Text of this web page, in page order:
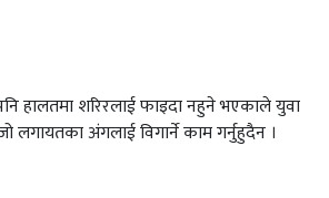
हालतमा शरिरलाई फाइदा नहुने भएकाले युवा
लगायतका अंगलाई विगार्ने काम गर्नुहुदैन ।